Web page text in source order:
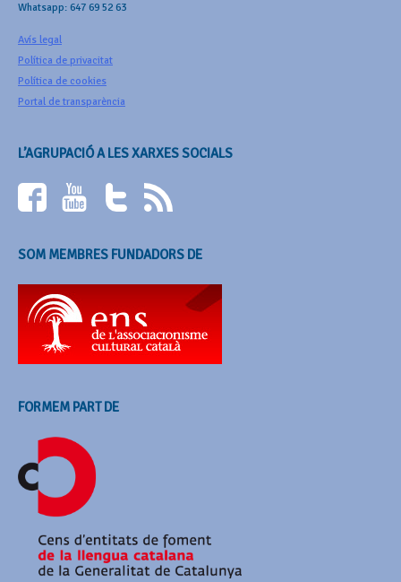
Whatsapp: 647 69 52 63
Avís legal
Política de privacitat
Política de cookies
Portal de transparència
L’AGRUPACIÓ A LES XARXES SOCIALS
SOM MEMBRES FUNDADORS DE
FORMEM PART DE